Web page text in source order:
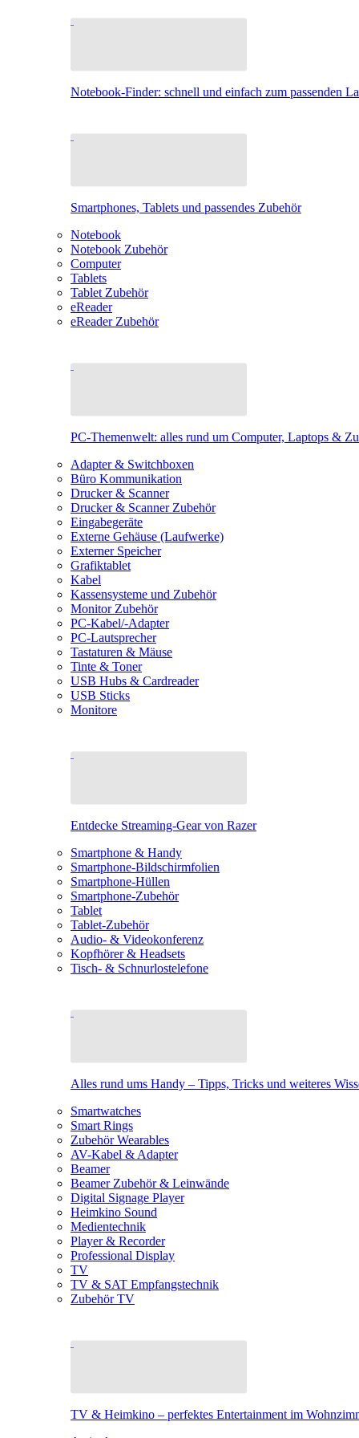
Notebook-Finder: schnell und einfach zum passenden
Smartphones, Tablets und passendes Zubehör
Notebook
Notebook Zubehör
Computer
Tablets
Tablet Zubehör
eReader
eReader Zubehör
PC-Themenwelt: alles rund um Computer, Laptops &
Adapter & Switchboxen
Büro Kommunikation
Drucker & Scanner
Drucker & Scanner Zubehör
Eingabegeräte
Externe Gehäuse (Laufwerke)
Externer Speicher
Grafiktablet
Kabel
Kassensysteme und Zubehör
Monitor Zubehör
PC-Kabel/-Adapter
PC-Lautsprecher
Tastaturen & Mäuse
Tinte & Toner
USB Hubs & Cardreader
USB Sticks
Monitore
Entdecke Streaming-Gear von Razer
Smartphone & Handy
Smartphone-Bildschirmfolien
Smartphone-Hüllen
Smartphone-Zubehör
Tablet
Tablet-Zubehör
Audio- & Videokonferenz
Kopfhörer & Headsets
Tisch- & Schnurlostelefone
Alles rund ums Handy – Tipps, Tricks und weiteres
Smartwatches
Smart Rings
Zubehör Wearables
AV-Kabel & Adapter
Beamer
Beamer Zubehör & Leinwände
Digital Signage Player
Heimkino Sound
Medientechnik
Player & Recorder
Professional Display
TV
TV & SAT Empfangstechnik
Zubehör TV
TV & Heimkino – perfektes Entertainment im